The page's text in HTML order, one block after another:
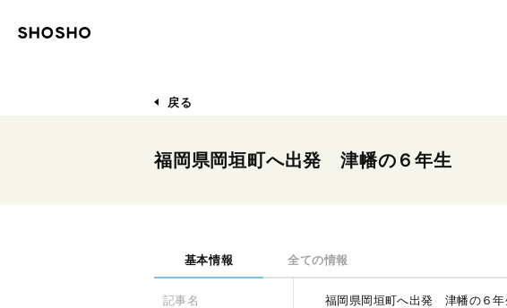
戻る
福岡県岡垣町へ出発 津幡の６年生
基本情報 全ての情報
記事名 福岡県岡垣町へ出発 津幡の６年